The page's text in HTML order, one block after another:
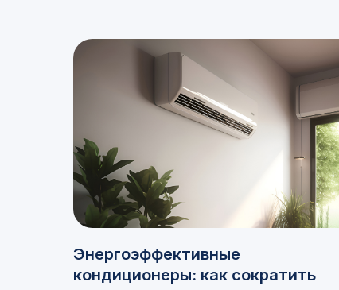
Энергоэффективные
кондиционеры: как сократить